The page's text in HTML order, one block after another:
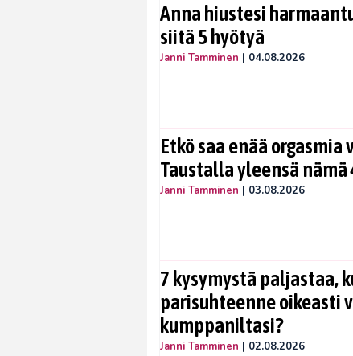
Anna hiustesi
siitä 5 hyötyä
Janni Tamminen | 04.08.2026
Etkö saa enää
Taustalla yleensä nämä
Janni Tamminen | 03.08.2026
7 kysymystä paljastaa,
parisuhteenne oikeasti
kumppaniltasi?
Janni Tamminen | 02.08.2026